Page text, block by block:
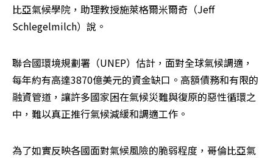
比亞氣候學院，助理教授施萊格爾米爾奇（Jeff
Schlegelmilch）說。
聯合國環境規劃署（UNEP）估計，面對全球氣候調適，
每年約有高達3870億美元的資金缺口。高額債務和有限的
融資管道，讓許多國家困在氣候災難與復原的惡性循環之
中，難以真正推行氣候減緩和調適工作。
為了如實反映各國面對氣候風險的脆弱程度，哥倫比亞氣